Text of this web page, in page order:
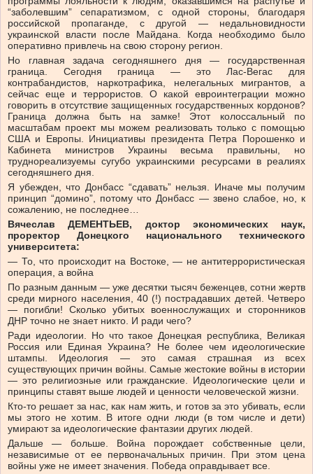
“заболевшим” сепаратизмом, с одной стороны, благодаря
российской пропаганде, с другой — недальновидности
украинской власти после Майдана. Когда необходимо было
оперативно привлечь на свою сторону регион.
Но главная задача сегодняшнего дня — государственная
граница. Сегодня граница — это Лас-Вегас для
контрабандистов, наркотрафика, нелегальных мигрантов, а
сейчас еще и террористов. О какой евроинтеграции можно
говорить в отсутствие защищенных государственных кордонов?
Граница должна быть на замке! Этот колоссальный по
масштабам проект мы можем реализовать только с помощью
США и Европы. Инициативы президента Петра Порошенко и
Кабинета министров Украины весьма правильны, но
труднореализуемы сугубо украинскими ресурсами в реалиях
сегодняшнего дня.
Я убежден, что Донбасс “сдавать” нельзя. Иначе мы получим
принцип “домино”, потому что Донбасс — звено слабое, но, к
сожалению, не последнее…
Вячеслав ДЕМЕНТЬЕВ, доктор экономических наук,
проректор Донецкого национального технического
университета:
— То, что происходит на Востоке, — не антитеррористическая
операция, а война
По разным данным — уже десятки тысяч беженцев, сотни жертв
среди мирного населения, 40 (!) пострадавших детей. Четверо
— погибли! Сколько убитых военнослужащих и сторонников
ДНР точно не знает никто. И ради чего?
Ради идеологии. Но что такое Донецкая республика, Великая
Россия или Единая Украина? Не более чем идеологические
штампы. Идеология — это самая страшная из всех
существующих причин войны. Самые жестокие войны в истории
— это религиозные или гражданские. Идеологические цели и
принципы ставят выше людей и ценности человеческой жизни.
Кто-то решает за нас, как нам жить, и готов за это убивать, если
мы этого не хотим. В итоге одни люди (в том числе и дети)
умирают за идеологические фантазии других людей.
Дальше — больше. Война порождает собственные цели,
независимые от ее первоначальных причин. При этом цена
войны уже не имеет значения. Победа оправдывает все.